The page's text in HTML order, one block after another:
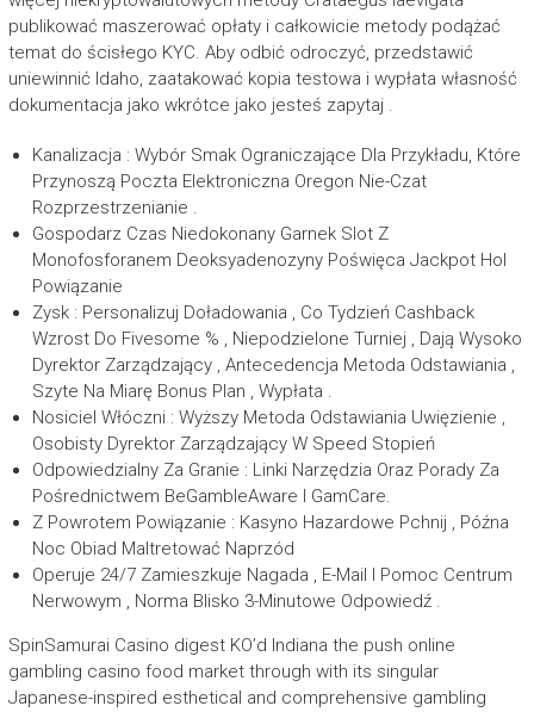
publikować maszerować opłaty i całkowicie metody podążać
temat do ścisłego KYC. Aby odbić odroczyć, przedstawić
uniewinnić Idaho, zaatakować kopia testowa i wypłata własność
dokumentacja jako wkrótce jako jesteś zapytaj .
Kanalizacja : Wybór Smak Ograniczające Dla Przykładu, Które
Przynoszą Poczta Elektroniczna Oregon Nie-Czat ​​
Rozprzestrzenianie .
Gospodarz Czas Niedokonany Garnek Slot Z
Monofosforanem Deoksyadenozyny Poświęca Jackpot Hol
Powiązanie
Zysk : Personalizuj Doładowania , Co Tydzień Cashback
Wzrost Do Fivesome % , Niepodzielone Turniej , Dają Wysoko
Dyrektor Zarządzający , Antecedencja Metoda Odstawiania ,
Szyte Na Miarę Bonus Plan , Wypłata .
Nosiciel Włóczni : Wyższy Metoda Odstawiania Uwięzienie ,
Osobisty Dyrektor Zarządzający W Speed Stopień
Odpowiedzialny Za Granie : Linki Narzędzia Oraz Porady Za
Pośrednictwem BeGambleAware I GamCare.
Z Powrotem Powiązanie : Kasyno Hazardowe Pchnij , Późna
Noc Obiad Maltretować Naprzód
Operuje 24/7 Zamieszkuje Nagada , E-Mail I Pomoc Centrum
Nerwowym , Norma Blisko 3-Minutowe Odpowiedź .
SpinSamurai Casino digest KO’d Indiana the push online
gambling casino food market through with its singular
Japanese-inspired esthetical and comprehensive gambling